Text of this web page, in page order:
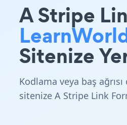
A Stripe
Sitenize
Kodlama veya baş
sitenize A Stripe Link